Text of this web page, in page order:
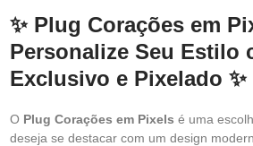
✨ Plug Corações em
Personalize Seu Estilo
Exclusivo e Pixelado ✨
O Plug Corações em Pixels é uma
deseja se destacar com um design